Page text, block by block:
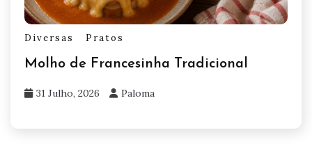
Diversas Pratos
Molho de Francesinha Tradicional
31 Julho, 2026 Paloma